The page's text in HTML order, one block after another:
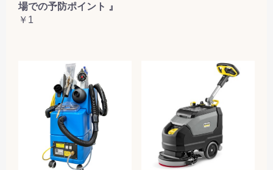
場での予防ポイント 』
￥1